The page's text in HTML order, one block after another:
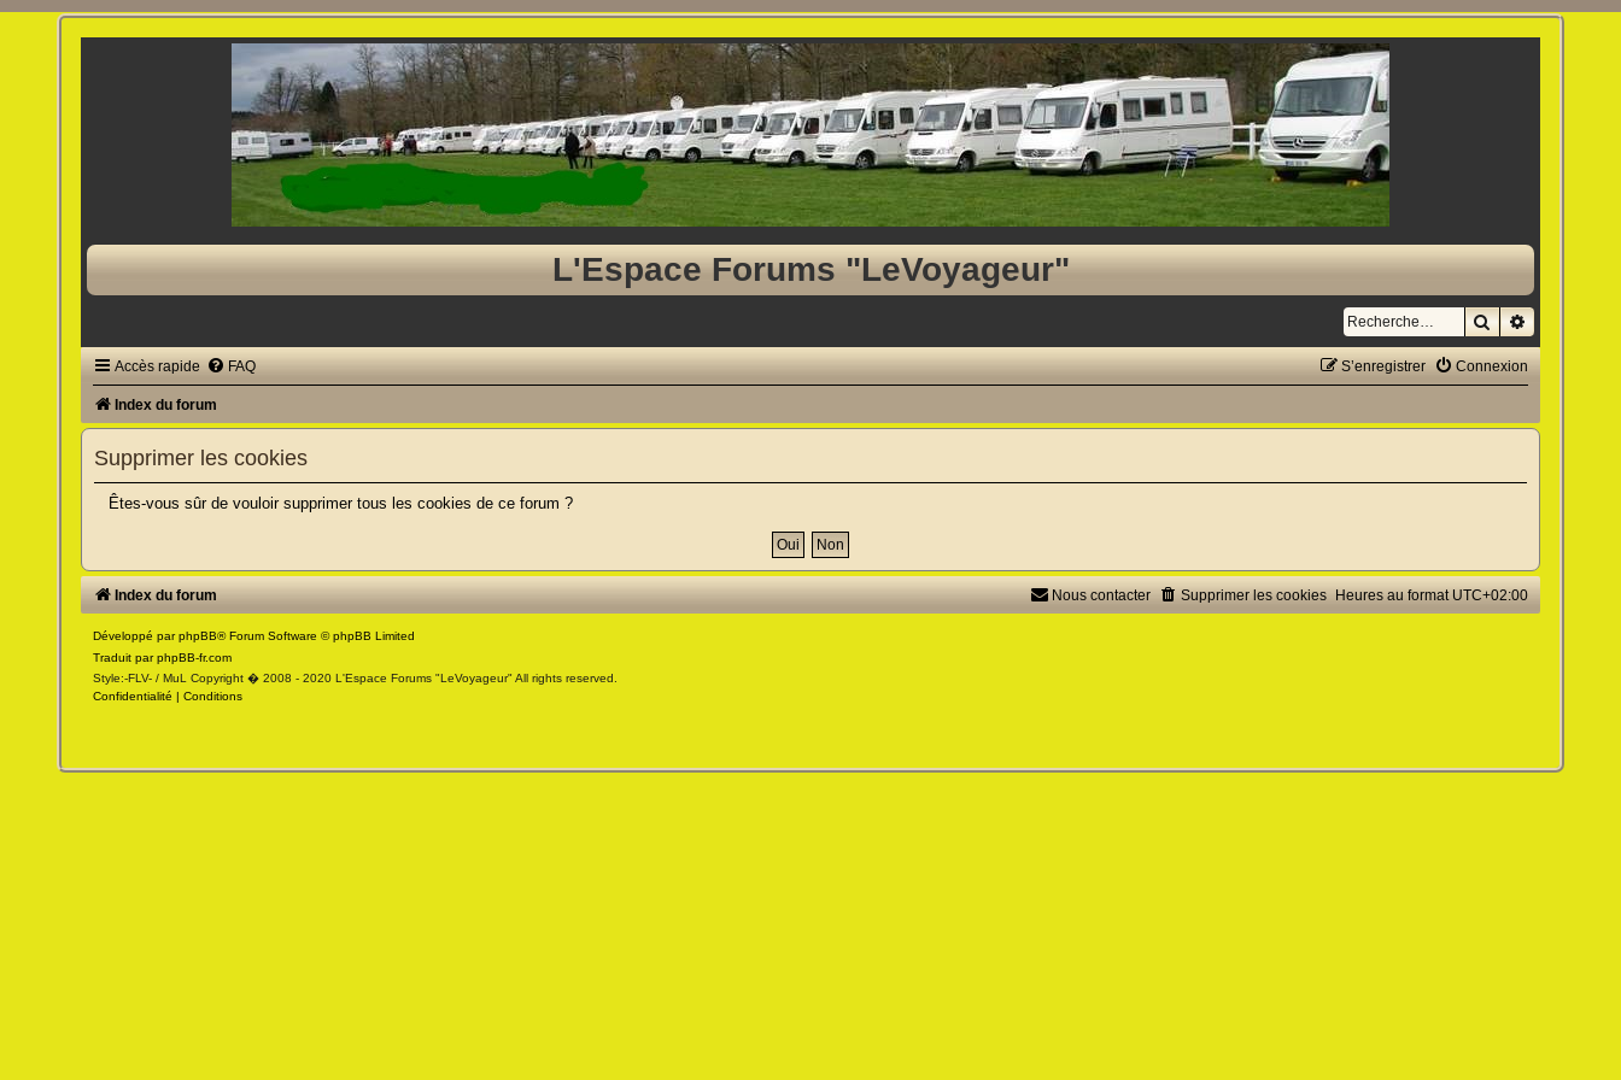
L'Espace Forums "LeVoyageur"
RechercherRecherche
Accès rapide FAQ Connexion
S’enregistrer
Index du forum
Supprimer les cookies
Êtes-vous sûr de vouloir supprimer tous les cookies de ce forum ?
Index du forum Heures au formatUTC+02:00
Supprimer les cookies
Nous contacter
Développé parphpBB® Forum Software © phpBB Limited
Traduit parphpBB-fr.com
Style:-FLV- / MuL Copyright � 2008 - 2020 L'Espace Forums "LeVoyageur" All rights reserved.
Confidentialité |Conditions